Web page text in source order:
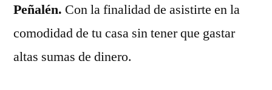
Peñalén. Con la finalidad de asistirte en la
comodidad de tu casa sin tener que gastar
altas sumas de dinero.